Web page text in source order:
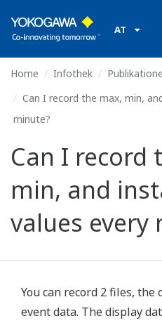
AT
Home Infothek
Can I record the max, min,
minute?
Can I record
min, and
values every
You can record 2 files, the
event data. The display